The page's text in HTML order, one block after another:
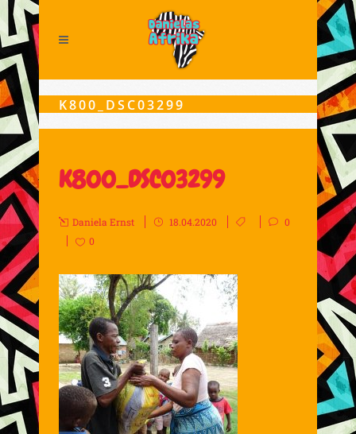
K800_DSC03299
K800_DSC03299
Daniela Ernst 18.04.2020
0
0